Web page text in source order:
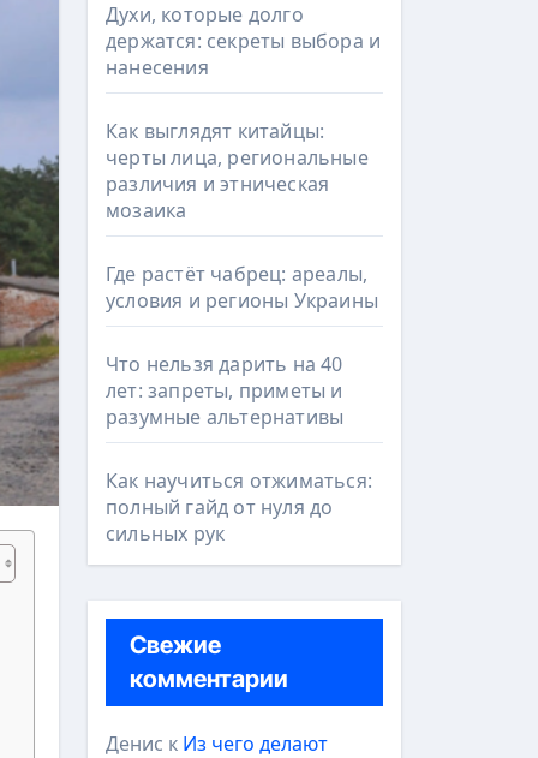
Духи, которые долго
держатся: секреты выбора и
нанесения
Как выглядят китайцы:
черты лица, региональные
различия и этническая
мозаика
Где растёт чабрец: ареалы,
условия и регионы Украины
Что нельзя дарить на 40
лет: запреты, приметы и
разумные альтернативы
Как научиться отжиматься:
полный гайд от нуля до
сильных рук
Свежие
комментарии
Денис к Из чего делают